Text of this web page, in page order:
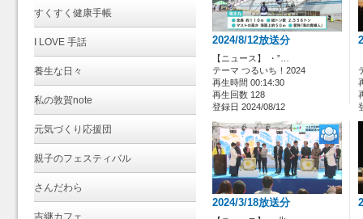
すくすく健康手帳
I LOVE 手話
養生な日々
私の敦賀note
元気づくり応援団
親子のフェスティバル
さんだわら
吉継カフェ
2024/8/12放送分
【ニュース】 ・”…
テーマ つるいち！2024
再生時間 00:14:30
再生回数 128
登録日 2024/08/12
2024/3/18放送分